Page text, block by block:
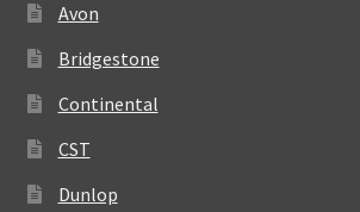
Avon
Bridgestone
Continental
CST
Dunlop